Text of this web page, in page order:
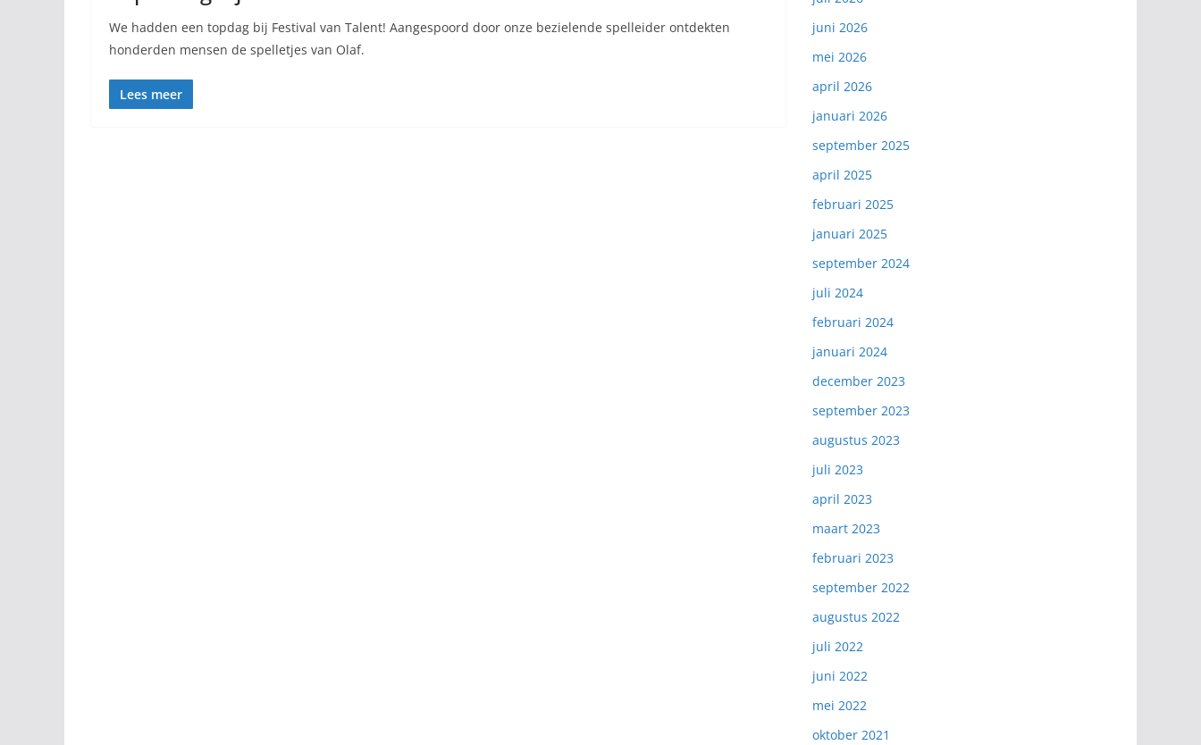
We hadden een topdag bij Festival van Talent! Aangespoord door onze bezielende spelleider ontdekten
honderden mensen de spelletjes van Olaf.
Lees meer
juni 2026
mei 2026
april 2026
januari 2026
september 2025
april 2025
februari 2025
januari 2025
september 2024
juli 2024
februari 2024
januari 2024
december 2023
september 2023
augustus 2023
juli 2023
april 2023
maart 2023
februari 2023
september 2022
augustus 2022
juli 2022
juni 2022
mei 2022
oktober 2021